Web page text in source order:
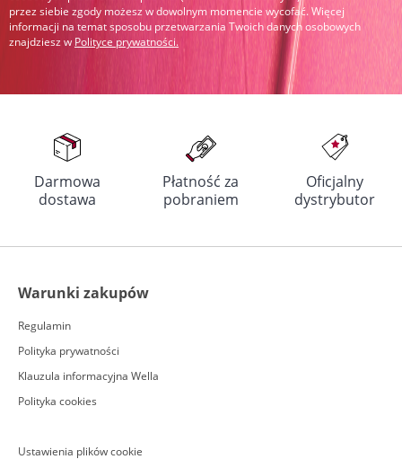
przez siebie zgody możesz w dowolnym momencie wycofać. Więcej
informacji na temat sposobu przetwarzania Twoich danych osobowych
znajdziesz w Polityce prywatności.
Darmowa
dostawa
Płatność za
pobraniem
Oficjalny
dystrybutor
Warunki zakupów
Regulamin
Polityka prywatności
Klauzula informacyjna Wella
Polityka cookies
Ustawienia plików cookie